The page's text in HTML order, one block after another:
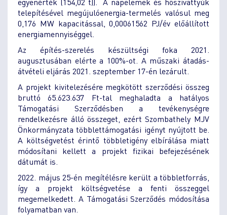
telepítésével megújulóenergia-termelés valósul meg
0,176 MW kapacitással, 0,00061562 PJ/év előállított
energiamennyiséggel.
Az építés-szerelés készültségi foka 2021.
augusztusában elérte a 100%-ot. A műszaki átadás-
átvételi eljárás 2021. szeptember 17-én lezárult.
A projekt kivitelezésére megkötött szerződési összeg
bruttó 65.623.637 Ft-tal meghaladta a hatályos
Támogatási Szerződésben a tevékenységre
rendelkezésre álló összeget, ezért Szombathely MJV
Önkormányzata többlettámogatási igényt nyújtott be.
A költségvetést érintő többletigény elbírálása miatt
módosítani kellett a projekt fizikai befejezésének
dátumát is.
2022. május 25-én megítélésre került a többletforrás,
így a projekt költségvetése a fenti összeggel
megemelkedett. A Támogatási Szerződés módosítása
folyamatban van.